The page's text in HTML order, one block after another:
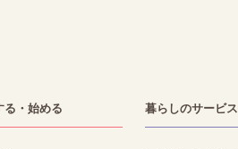
る・始める 暮らしのサービス